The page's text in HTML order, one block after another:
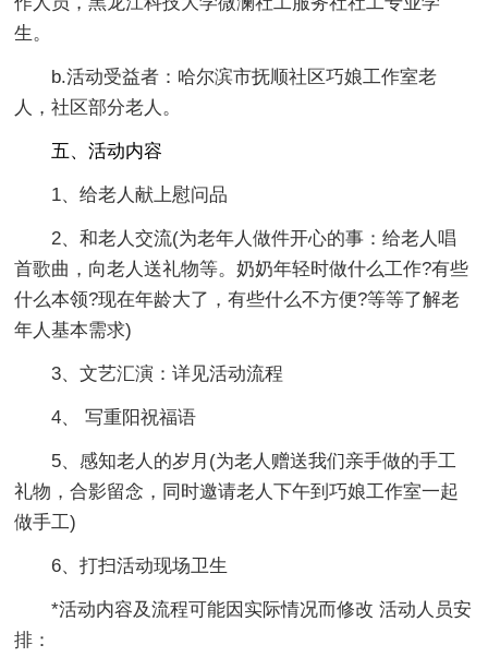
生。
b.活动受益者：哈尔滨市抚顺社区巧娘工作室老
人，社区部分老人。
五、活动内容
1、给老人献上慰问品
2、和老人交流(为老年人做件开心的事：给老人唱
首歌曲，向老人送礼物等。奶奶年轻时做什么工作?有些
什么本领?现在年龄大了，有些什么不方便?等等了解老
年人基本需求)
3、文艺汇演：详见活动流程
4、 写重阳祝福语
5、感知老人的岁月(为老人赠送我们亲手做的手工
礼物，合影留念，同时邀请老人下午到巧娘工作室一起
做手工)
6、打扫活动现场卫生
*活动内容及流程可能因实际情况而修改 活动人员安
排：